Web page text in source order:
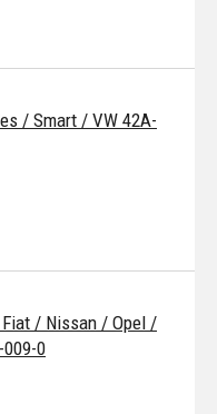
/ Smart / VW 42A-
Fiat / Nissan / Opel /
009-0